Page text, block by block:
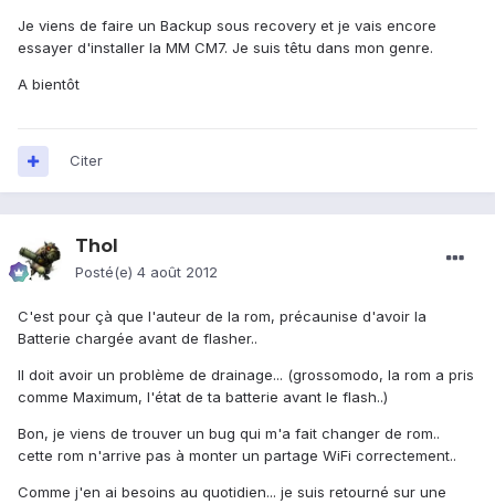
Je viens de faire un Backup sous recovery et je vais encore
essayer d'installer la MM CM7. Je suis têtu dans mon genre.
A bientôt
Citer
Thol
Posté(e) 4 août 2012
C'est pour çà que l'auteur de la rom, précaunise d'avoir la
Batterie chargée avant de flasher..
Il doit avoir un problème de drainage... (grossomodo, la rom a pris
comme Maximum, l'état de ta batterie avant le flash..)
Bon, je viens de trouver un bug qui m'a fait changer de rom..
cette rom n'arrive pas à monter un partage WiFi correctement..
Comme j'en ai besoins au quotidien... je suis retourné sur une